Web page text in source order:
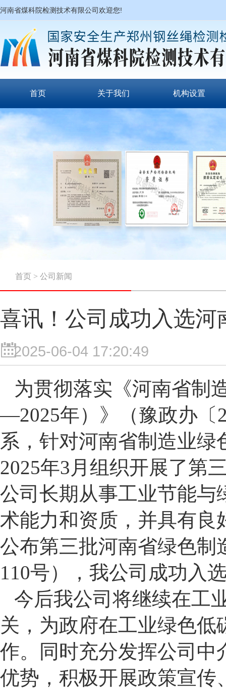
河南省煤科院检测技术有限公司欢迎您!
首页 关于我们 机构设置
首页 > 公司新闻
喜讯！公司成功入选
2025-06-04 17:20:49
为贯彻落实《河南省制
—2025年）》（豫政办〔
系，针对河南省制造业
2025年3月组织开展了第
公司长期从事工业节能与
术能力和资质，并具有良
公布第三批河南省绿色制
110号），我公司成功入
今后我公司将继续在工
关，为政府在工业绿色
作。同时充分发挥公司中
优势，积极开展政策宣传